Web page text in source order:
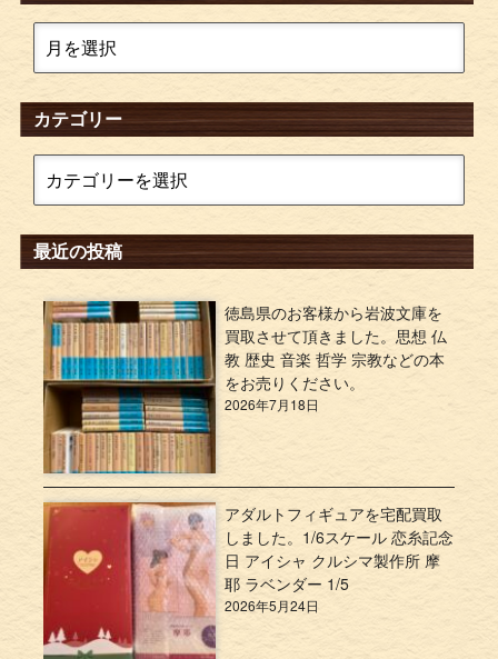
カテゴリー
最近の投稿
徳島県のお客様から岩波文庫を
買取させて頂きました。思想 仏
教 歴史 音楽 哲学 宗教などの本
をお売りください。
2026年7月18日
アダルトフィギュアを宅配買取
しました。1/6スケール 恋糸記念
日 アイシャ クルシマ製作所 摩
耶 ラベンダー 1/5
2026年5月24日